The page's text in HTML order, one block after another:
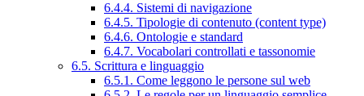
6.4.4. Sistemi di navigazione
6.4.5. Tipologie di contenuto (content type)
6.4.6. Ontologie e standard
6.4.7. Vocabolari controllati e tassonomie
6.5. Scrittura e linguaggio
6.5.1. Come leggono le persone sul web